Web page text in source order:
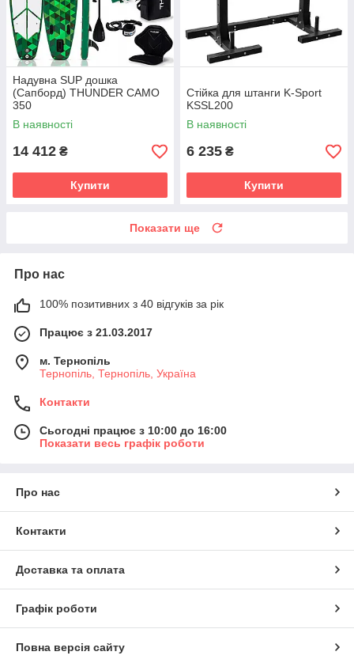
Надувна SUP дошка
(Сапборд) THUNDER CAMO
350
В наявності
14 412 ₴
Купити
Стійка для штанги K-Sport
KSSL200
В наявності
6 235 ₴
Купити
Показати ще
Про нас
100% позитивних з 40 відгуків за рік
Працює з 21.03.2017
м. Тернопіль
Тернопіль, Тернопіль, Україна
Контакти
Сьогодні працює з 10:00 до 16:00
Показати весь графік роботи
Про нас
Контакти
Доставка та оплата
Графік роботи
Повна версія сайту